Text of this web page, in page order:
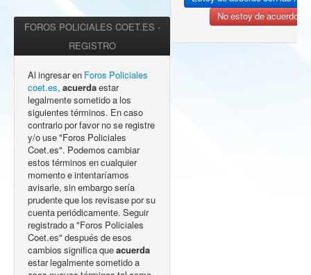
FOROS POLICIALES COET.ES -
REGISTRO
Al ingresar en Foros Policiales
coet.es, acuerda estar
legalmente sometido a los
siguientes términos. En caso
contrario por favor no se registre
y/o use "Foros Policiales
Coet.es". Podemos cambiar
estos términos en cualquier
momento e intentaríamos
avisarle, sin embargo sería
prudente que los revisase por su
cuenta periódicamente. Seguir
registrado a "Foros Policiales
Coet.es" después de esos
cambios significa que acuerda
estar legalmente sometido a